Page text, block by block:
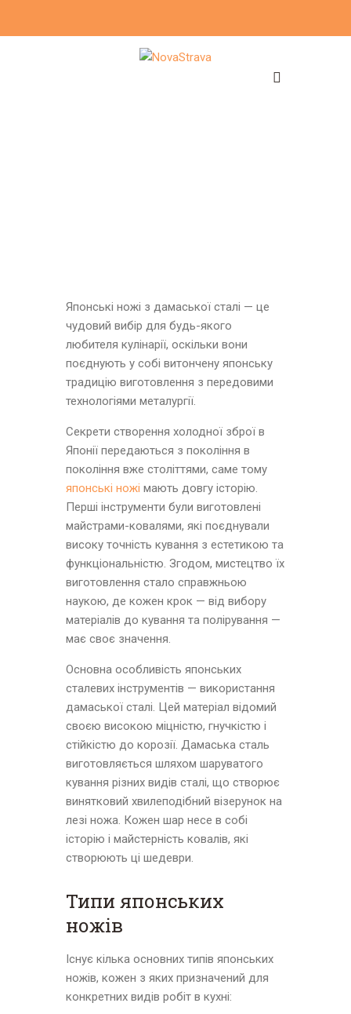
Японські ножі з дамаської сталі — це
чудовий вибір для будь-якого
любителя кулінарії, оскільки вони
поєднують у собі витончену японську
традицію виготовлення з передовими
технологіями металургії.
Секрети створення холодної зброї в
Японії передаються з покоління в
покоління вже століттями, саме тому
японські ножі мають довгу історію.
Перші інструменти були виготовлені
майстрами-ковалями, які поєднували
високу точність кування з естетикою та
функціональністю. Згодом, мистецтво їх
виготовлення стало справжньою
наукою, де кожен крок — від вибору
матеріалів до кування та полірування —
має своє значення.
Основна особливість японських
сталевих інструментів — використання
дамаської сталі. Цей матеріал відомий
своєю високою міцністю, гнучкістю і
стійкістю до корозії. Дамаська сталь
виготовляється шляхом шаруватого
кування різних видів сталі, що створює
винятковий хвилеподібний візерунок на
лезі ножа. Кожен шар несе в собі
історію і майстерність ковалів, які
створюють ці шедеври.
Типи японських
ножів
Існує кілька основних типів японських
ножів, кожен з яких призначений для
конкретних видів робіт в кухні: